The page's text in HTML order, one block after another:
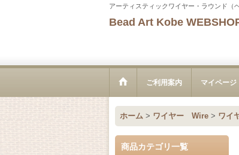
アーティスティックワイヤー・ラウンド（
Bead Art Kobe
ご利用案内 マイページ
ホーム > ワイヤー Wire > ワイ
商品カテゴリ一覧